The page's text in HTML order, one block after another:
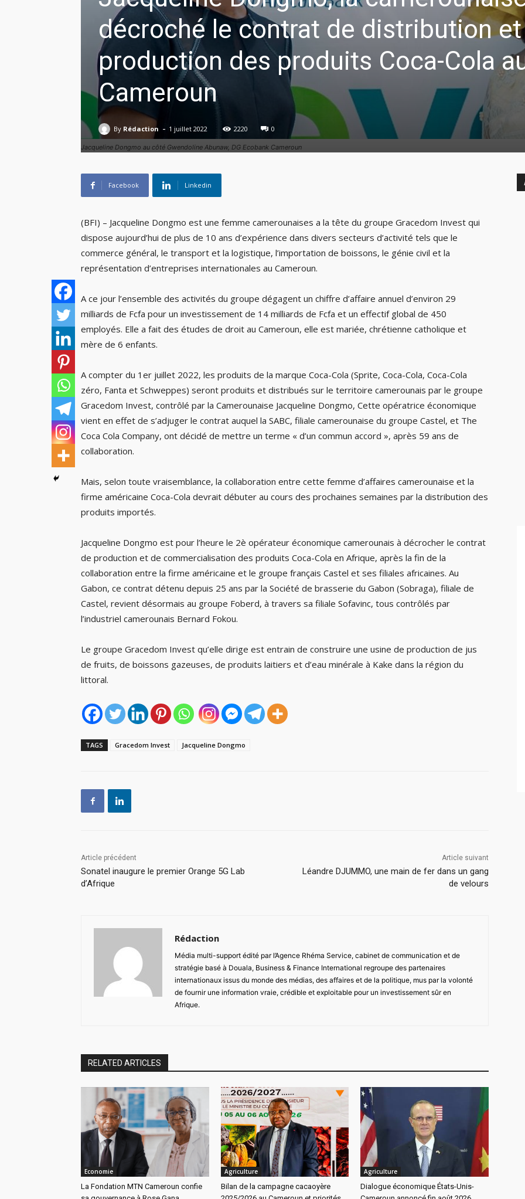
Jacqueline Dongmo au côté Gwendoline Abunaw, DG Ecobank Cameroun
décroché le contrat de distribution
production des produits Coca-Cola
Cameroun
By Rédaction - 1 juillet 2022 2220 0
Facebook Linkedin
(BFI) – Jacqueline Dongmo est une femme camerounaises a la tête du groupe Gracedom Invest qui
dispose aujourd’hui de plus de 10 ans d’expérience dans divers secteurs d’activité tels que le
commerce général, le transport et la logistique, l’importation de boissons, le génie civil et la
représentation d’entreprises internationales au Cameroun.
A ce jour l’ensemble des activités du groupe dégagent un chiffre d’affaire annuel d’environ 29
milliards de Fcfa pour un investissement de 14 milliards de Fcfa et un effectif global de 450
employés. Elle a fait des études de droit au Cameroun, elle est mariée, chrétienne catholique et
mère de 6 enfants.
A compter du 1er juillet 2022, les produits de la marque Coca-Cola (Sprite, Coca-Cola, Coca-Cola
zéro, Fanta et Schweppes) seront produits et distribués sur le territoire camerounais par le groupe
Gracedom Invest, contrôlé par la Camerounaise Jacqueline Dongmo, Cette opératrice économique
vient en effet de s’adjuger le contrat auquel la SABC, filiale camerounaise du groupe Castel, et The
Coca Cola Company, ont décidé de mettre un terme « d’un commun accord », après 59 ans de
collaboration.
Mais, selon toute vraisemblance, la collaboration entre cette femme d’affaires camerounaise et la
firme américaine Coca-Cola devrait débuter au cours des prochaines semaines par la distribution des
produits importés.
Jacqueline Dongmo est pour l’heure le 2è opérateur économique camerounais à décrocher le contrat
de production et de commercialisation des produits Coca-Cola en Afrique, après la fin de la
collaboration entre la firme américaine et le groupe français Castel et ses filiales africaines. Au
Gabon, ce contrat détenu depuis 25 ans par la Société de brasserie du Gabon (Sobraga), filiale de
Castel, revient désormais au groupe Foberd, à travers sa filiale Sofavinc, tous contrôlés par
l’industriel camerounais Bernard Fokou.
Le groupe Gracedom Invest qu’elle dirige est entrain de construire une usine de production de jus
de fruits, de boissons gazeuses, de produits laitiers et d’eau minérale à Kake dans la région du
littoral.
TAGS Gracedom Invest Jacqueline Dongmo
Article précédent
Sonatel inaugure le premier Orange 5G Lab
d’Afrique
Article suivant
Léandre DJUMMO, une main de fer dans un gang
de velours
Rédaction
Média multi-support édité par l’Agence Rhéma Service, cabinet de communication et de
stratégie basé à Douala, Business & Finance International regroupe des partenaires
internationaux issus du monde des médias, des affaires et de la politique, mus par la volonté
de fournir une information vraie, crédible et exploitable pour un investissement sûr en
Afrique.
RELATED ARTICLES
Economie
La Fondation MTN Cameroun confie
Agriculture
Bilan de la campagne cacaoyère
Agriculture
Dialogue économique États-Unis-